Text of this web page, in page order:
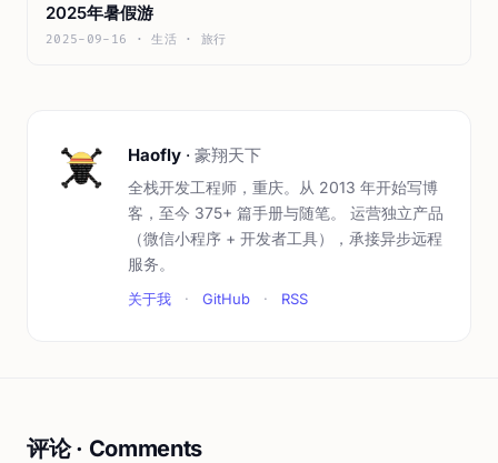
2025年暑假游
2025-09-16 · 生活 · 旅行
Haofly · 豪翔天下
全栈开发工程师，重庆。从 2013 年开始写博
客，至今 375+ 篇手册与随笔。 运营独立产品
（微信小程序 + 开发者工具），承接异步远程
服务。
关于我 · GitHub · RSS
评论 · Comments